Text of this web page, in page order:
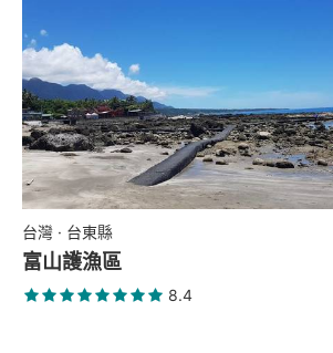
台灣 · 台東縣
富山護漁區
8.4